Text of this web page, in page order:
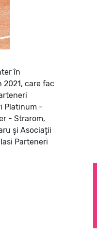
în
2021, care fac
Platinum -
- Strarom,
şi Asociaţii
Parteneri